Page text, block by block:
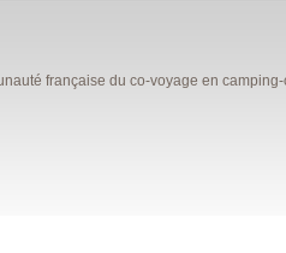
française du co-voyage en camping-